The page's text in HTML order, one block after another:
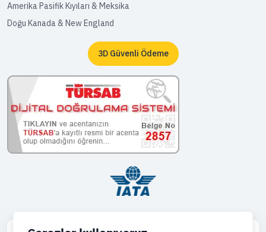
Amerika Pasifik Kıyıları & Meksika
Doğu Kanada & New England
3D Güvenli Ödeme